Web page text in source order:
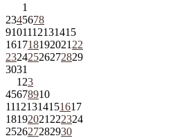
1
2345678
9101112131415
161718192021 22
23242526272829
3031
1 23
45678910
11121314151617
18192021 222324
252627282930